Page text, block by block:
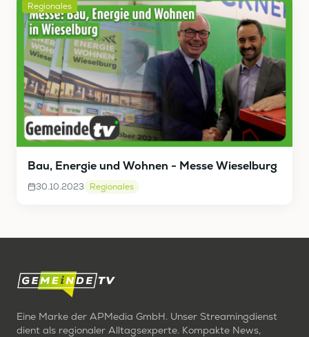
Regionales
Bau, Energie und Wohnen - Messe Wieselburg
30.10.2023 Regionales
Eine Marke der APMedia GmbH. Unser Streamingdienst
dient als regionaler Alltagsexperte. Kompakte News,